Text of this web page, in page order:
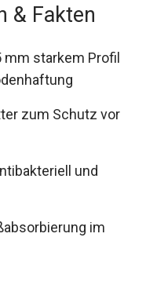
& Fakten
mm starkem Profil
zum Schutz vor
und
im